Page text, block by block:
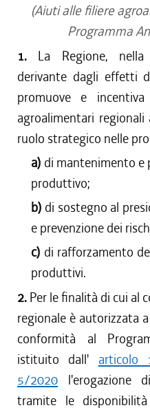
(Aiuti alle filiere
Programma
1. La Regione, nella
derivante dagli effetti
promuove e
agroalimentari
ruolo strategico nelle
a) di mantenimento
produttivo;
b) di sostegno al
e prevenzione dei
c) di rafforzamento
produttivi.
2. Per le finalità di cui al
regionale è autorizzata
conformità al
istituito dall' articolo
5/2020 l'erogazione
tramite le